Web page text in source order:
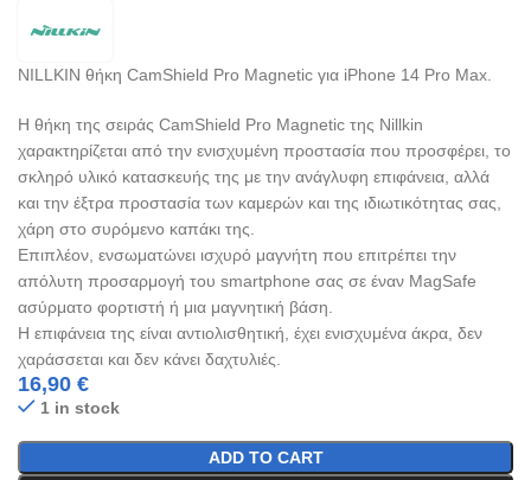
NILLKIN θήκη CamShield Pro Magnetic για iPhone 14 Pro Max.
Η θήκη της σειράς CamShield Pro Magnetic της Nillkin
χαρακτηρίζεται από την ενισχυμένη προστασία που προσφέρει, το
σκληρό υλικό κατασκευής της με την ανάγλυφη επιφάνεια, αλλά
και την έξτρα προστασία των καμερών και της ιδιωτικότητας σας,
χάρη στο συρόμενο καπάκι της.
Επιπλέον, ενσωματώνει ισχυρό μαγνήτη που επιτρέπει την
απόλυτη προσαρμογή του smartphone σας σε έναν MagSafe
ασύρματο φορτιστή ή μια μαγνητική βάση.
Η επιφάνεια της είναι αντιολισθητική, έχει ενισχυμένα άκρα, δεν
χαράσσεται και δεν κάνει δαχτυλιές.
16,90€
1 in stock
ADD TO CART